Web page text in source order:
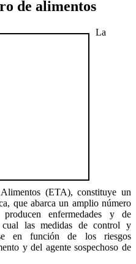
de alimentos
La
(ETA), constituye un
que abarca un amplio número
enfermedades y de
cual las medidas de control y
en función de los riesgos
y del agente sospechoso de